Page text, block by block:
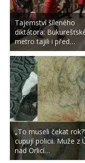
Tajemství šíleného
diktátora:
metro tajili i před…
„To museli čekat
cupují policii. Muže z
nad Orlicí…